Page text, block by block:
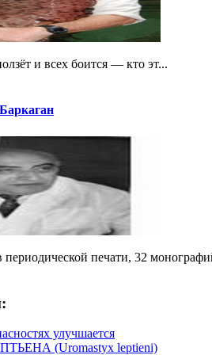
и всех боится — кто эт...
периодической печати, 32
улучшается
(Uromastyx leptieni)